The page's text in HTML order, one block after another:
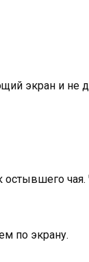
экран и не
остывшего
по экрану.